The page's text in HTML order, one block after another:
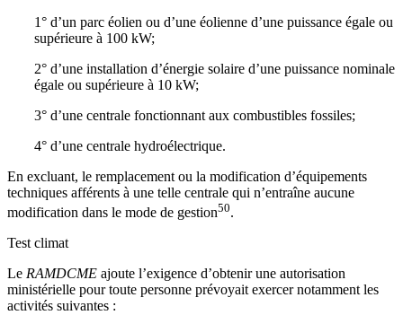
1° d’un parc éolien ou d’une éolienne d’une puissance égale ou
supérieure à 100 kW;
2° d’une installation d’énergie solaire d’une puissance nominale
égale ou supérieure à 10 kW;
3° d’une centrale fonctionnant aux combustibles fossiles;
4° d’une centrale hydroélectrique.
En excluant, le remplacement ou la modification d’équipements
techniques afférents à une telle centrale qui n’entraîne aucune
modification dans le mode de gestion50.
Test climat
Le RAMDCME ajoute l’exigence d’obtenir une autorisation
ministérielle pour toute personne prévoyait exercer notamment les
activités suivantes :